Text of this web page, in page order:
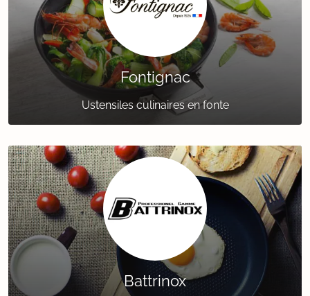
Fontignac
Ustensiles culinaires en fonte
Battrinox